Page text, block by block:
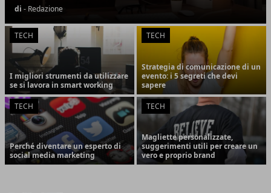
di - Redazione
TECH
I migliori strumenti da utilizzare
se si lavora in smart working
TECH
Strategia di comunicazione di un
evento: i 5 segreti che devi
sapere
TECH
Perché diventare un esperto di
social media marketing
TECH
Magliette personalizzate,
suggerimenti utili per creare un
vero e proprio brand